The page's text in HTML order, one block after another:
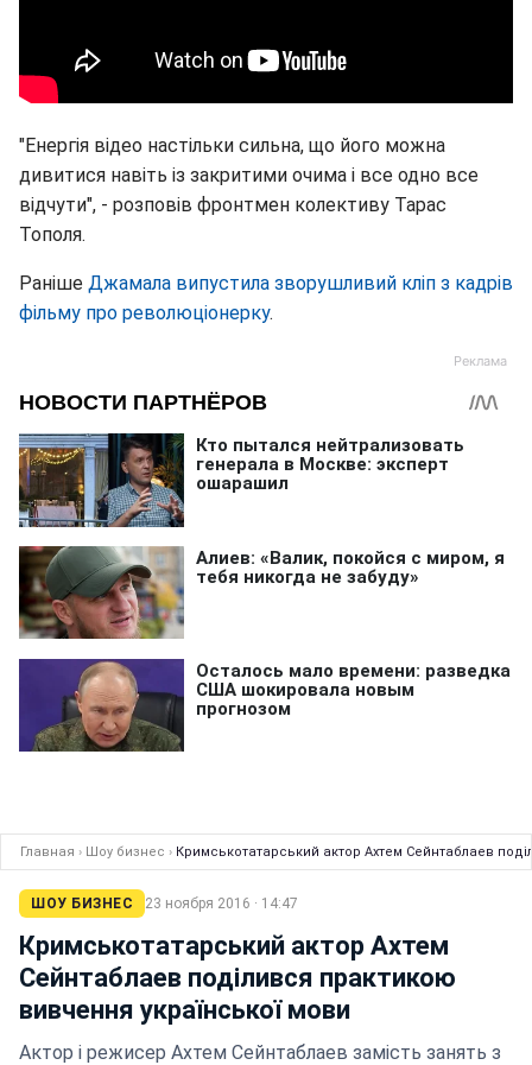
"Енергія відео настільки сильна, що його можна
дивитися навіть із закритими очима і все одно все
відчути", - розповів фронтмен колективу Тарас
Тополя.
Раніше Джамала випустила зворушливий кліп з кадрів
фільму про революціонерку.
Главная › Шоу бизнес › Кримськотатарський актор Ахтем Сейнтаблаев
ШОУ БИЗНЕС 23 ноября 2016 · 14:47
Кримськотатарський актор Ахтем
Сейнтаблаев поділився практикою
вивчення української мови
Актор і режисер Ахтем Сейнтаблаев замість занять з